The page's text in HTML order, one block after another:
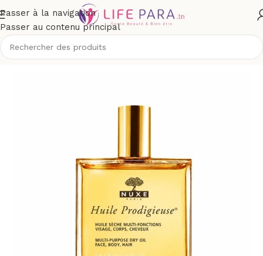
Passer à la navigation
Passer au contenu principal
/Corps/Hydratation et nutrition corps/Soins hydratation